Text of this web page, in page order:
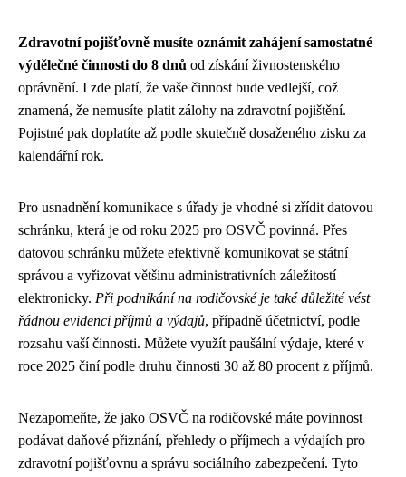
Zdravotní pojišťovně musíte oznámit zahájení samostatné
výdělečné činnosti do 8 dnů od získání živnostenského
oprávnění. I zde platí, že vaše činnost bude vedlejší, což
znamená, že nemusíte platit zálohy na zdravotní pojištění.
Pojistné pak doplatíte až podle skutečně dosaženého zisku za
kalendářní rok.
Pro usnadnění komunikace s úřady je vhodné si zřídit datovou
schránku, která je od roku 2025 pro OSVČ povinná. Přes
datovou schránku můžete efektivně komunikovat se státní
správou a vyřizovat většinu administrativních záležitostí
elektronicky. Při podnikání na rodičovské je také důležité vést
řádnou evidenci příjmů a výdajů, případně účetnictví, podle
rozsahu vaší činnosti. Můžete využít paušální výdaje, které v
roce 2025 činí podle druhu činnosti 30 až 80 procent z příjmů.
Nezapomeňte, že jako OSVČ na rodičovské máte povinnost
podávat daňové přiznání, přehledy o příjmech a výdajích pro
zdravotní pojišťovnu a správu sociálního zabezpečení. Tyto